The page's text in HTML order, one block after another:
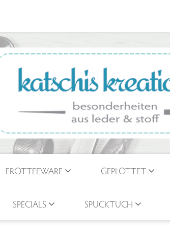
FROTTEEWARE GEPLOTTET
SPECIALS SPUCKTUCH